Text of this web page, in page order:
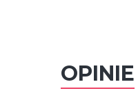
OPINIE